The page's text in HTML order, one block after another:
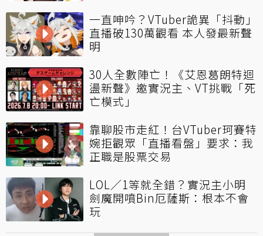
一直呻吟？VTuber詭異「抖動」
直播破130萬觀看 本人發最新聲
明
30人全數陣亡！《艾恩葛朗特迴
盪新聲》邀實況主、VT挑戰「死
亡模式」
靠聊股市走紅！台VTuber珂賽特
婉拒觀眾「直播看盤」要求：我
正職是股票交易
LOL／1等就全錯？實況主小明
劍魔開噴Bin厄薩斯：根本不會
玩